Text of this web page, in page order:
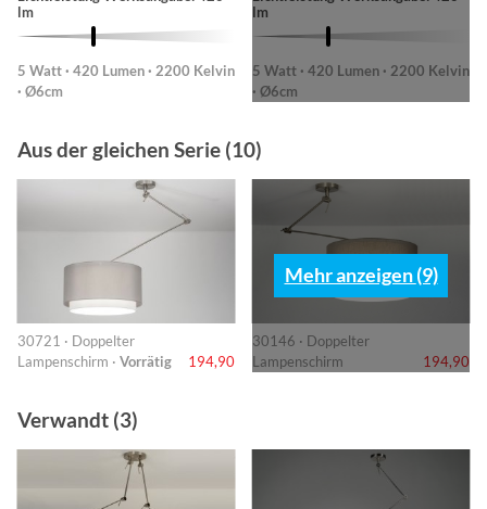
lm
5 Watt · 420 Lumen · 2200 Kelvin
· Ø6cm
lm
5 Watt · 420 Lumen · 2200 Kelvin
· Ø6cm
Aus der gleichen Serie (10)
30721 · Doppelter
Lampenschirm · Vorrätig 194,90
30146 · Doppelter
Lampenschirm
194,90
Mehr anzeigen (9)
Verwandt (3)